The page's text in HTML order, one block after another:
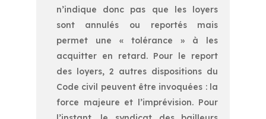
n’indique donc pas que les loyers
sont annulés ou reportés mais
permet une « tolérance » à les
acquitter en retard. Pour le report
des loyers, 2 autres dispositions du
Code civil peuvent être invoquées : la
force majeure et l’imprévision. Pour